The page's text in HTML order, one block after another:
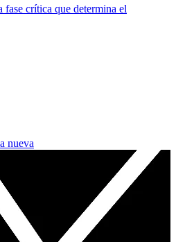
fase crítica que determina el
nueva